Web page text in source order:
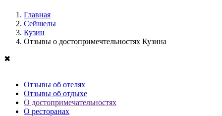
Главная
Сейшелы
Кузин
Отзывы о достопримечтельностях Кузина
✖
Отзывы об отелях
Отзывы об отдыхе
О достопримечательностях
О ресторанах